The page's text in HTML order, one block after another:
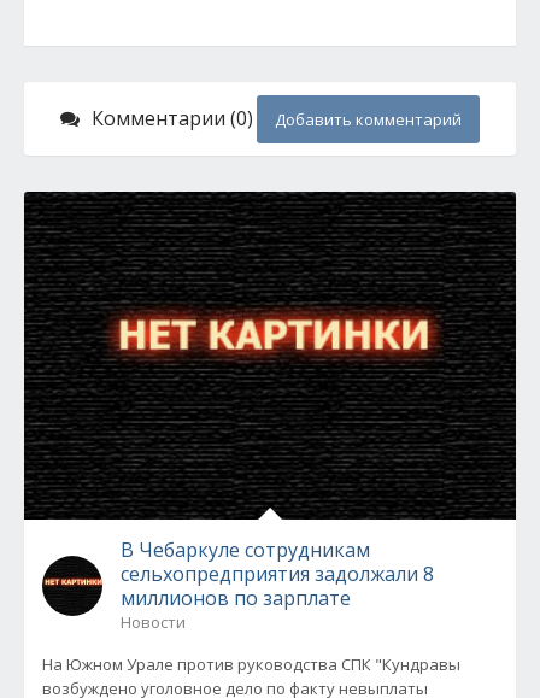
Комментарии (0) Добавить комментарий
В Чебаркуле сотрудникам
сельхопредприятия задолжали 8
миллионов по зарплате
Новости
На Южном Урале против руководства СПК "Кундравы
возбуждено уголовное дело по факту невыплаты